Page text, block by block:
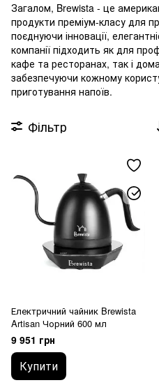
Загалом, Brewista - це
продукти преміум-класу для
поєднуючи інновації,
компанії підходить як для
кафе та ресторанах, так і
забезпечуючи кожному
приготування напоїв.
Фільтр
Електричний чайник Brewista
Artisan Чорний 600 мл
9 951 грн
Купити